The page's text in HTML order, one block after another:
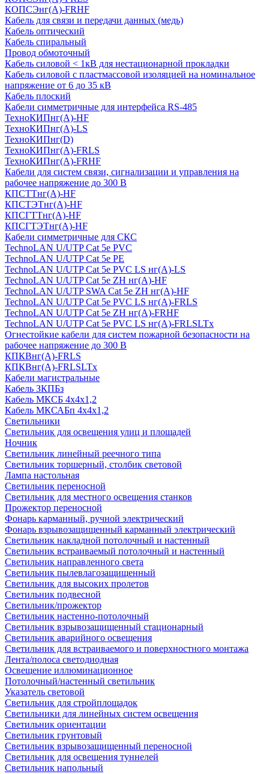
КОПСЭнг(А)-FRHF
Кабель для связи и передачи данных (медь)
Кабель оптический
Кабель спиральный
Провод обмоточный
Кабель силовой < 1кВ для нестационарной прокладки
Кабель силовой с пластмассовой изоляцией на номинальное
напряжение от 6 до 35 кВ
Кабель плоский
Кабели симметричные для интерфейса RS-485
ТеxноКИПнг(A)-HF
ТеxноКИПнг(A)-LS
ТеxноКИПнг(D)
ТехноКИПнг(A)-FRLS
ТехноКИПнг(A)-FRHF
Кабели для систем связи, сигнализации и управления на
рабочее напряжение до 300 В
КПСТТнг(A)-HF
КПСТЭТнг(A)-HF
КПСГТТнг(A)-HF
КПСГТЭТнг(A)-HF
Кабели симметричные для СКС
TechnoLAN U/UTP Cat 5e PVC
TechnoLAN U/UTP Cat 5e PE
TechnoLAN U/UTP Cat 5e PVC LS нг(A)-LS
TechnoLAN U/UTP Cat 5e ZH нг(A)-HF
TechnoLAN U/UTP SWA Cat 5e ZH нг(A)-HF
TechnoLAN U/UTP Cat 5e PVC LS нг(A)-FRLS
TechnoLAN U/UTP Cat 5e ZH нг(A)-FRHF
TechnoLAN U/UTP Cat 5e PVC LS нг(A)-FRLSLTx
Огнестойкие кабели для систем пожарной безопасности на
рабочее напряжение до 300 В
КПКВнг(A)-FRLS
КПКВнг(A)-FRLSLTx
Кабели магистральные
Кабель ЗКПБз
Кабель МКСБ 4х4х1,2
Кабель МКСАБп 4х4х1,2
Светильники
Светильник для освещения улиц и площадей
Ночник
Светильник линейный реечного типа
Светильник торшерный, столбик световой
Лампа настольная
Светильник переносной
Светильник для местного освещения станков
Прожектор переносной
Фонарь карманный, ручной электрический
Фонарь взрывозащищенный карманный электрический
Светильник накладной потолочный и настенный
Светильник встраиваемый потолочный и настенный
Светильник направленного света
Светильник пылевлагозащищенный
Светильник для высоких пролетов
Светильник подвесной
Светильник/прожектор
Светильник настенно-потолочный
Светильник взрывозащищенный стационарный
Светильник аварийного освещения
Светильник для встраиваемого и поверхностного монтажа
Лента/полоса светодиодная
Освещение иллюминационное
Потолочный/настенный светильник
Указатель световой
Светильник для стройплощадок
Светильники для линейных систем освещения
Светильник ориентации
Светильник грунтовый
Светильник взрывозащищенный переносной
Светильник для освещения туннелей
Светильник напольный